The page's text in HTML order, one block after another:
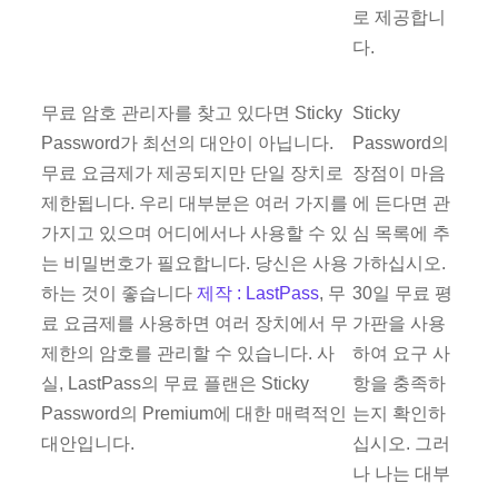
로 제공합니
다.
무료 암호 관리자를 찾고 있다면 Sticky
Password가 최선의 대안이 아닙니다.
무료 요금제가 제공되지만 단일 장치로
제한됩니다. 우리 대부분은 여러 가지를
가지고 있으며 어디에서나 사용할 수 있
는 비밀번호가 필요합니다. 당신은 사용
하는 것이 좋습니다제작 : LastPass, 무
료 요금제를 사용하면 여러 장치에서 무
제한의 암호를 관리할 수 있습니다. 사
실, LastPass의 무료 플랜은 Sticky
Password의 Premium에 대한 매력적인
대안입니다.
Sticky
Password의
장점이 마음
에 든다면 관
심 목록에 추
가하십시오.
30일 무료 평
가판을 사용
하여 요구 사
항을 충족하
는지 확인하
십시오. 그러
나 나는 대부